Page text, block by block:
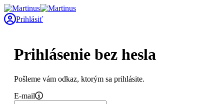
Prihlásiť
Prihlásenie bez hesla
Pošleme vám odkaz, ktorým sa prihlásite.
E-mail